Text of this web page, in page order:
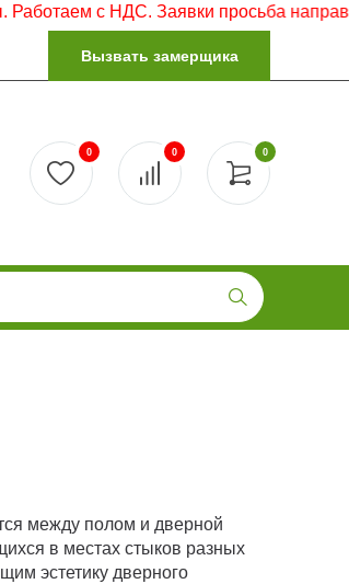
с НДС. Заявки просьба направлять
Вызвать замерщика
0
0 0
между полом и дверной
в местах стыков разных
эстетику дверного